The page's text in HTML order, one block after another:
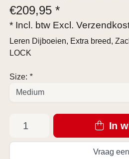
€209,95 *
* Incl. btw Excl.
Leren Dijboeien, Extra breed,
LOCK
Size: *
In
Vraag